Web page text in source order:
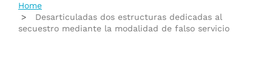
Home
Desarticuladas dos estructuras dedicadas al
secuestro mediante la modalidad de falso servicio